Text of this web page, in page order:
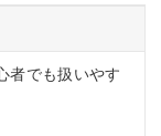
者でも扱いやす